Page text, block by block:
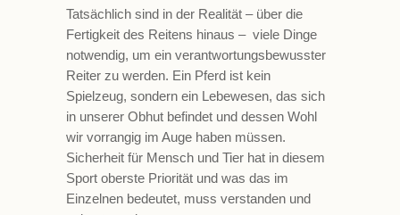
Tatsächlich sind in der Realität – über die
Fertigkeit des Reitens hinaus – viele Dinge
notwendig, um ein verantwortungsbewusster
Reiter zu werden. Ein Pferd ist kein
Spielzeug, sondern ein Lebewesen, das sich
in unserer Obhut befindet und dessen Wohl
wir vorrangig im Auge haben müssen.
Sicherheit für Mensch und Tier hat in diesem
Sport oberste Priorität und was das im
Einzelnen bedeutet, muss verstanden und